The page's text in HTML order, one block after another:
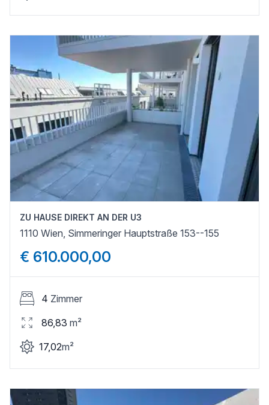
ZU HAUSE DIREKT AN DER U3
1110 Wien, Simmeringer Hauptstraße 153--155
€ 610.000,00
4 Zimmer
86,83 m²
17,02m²